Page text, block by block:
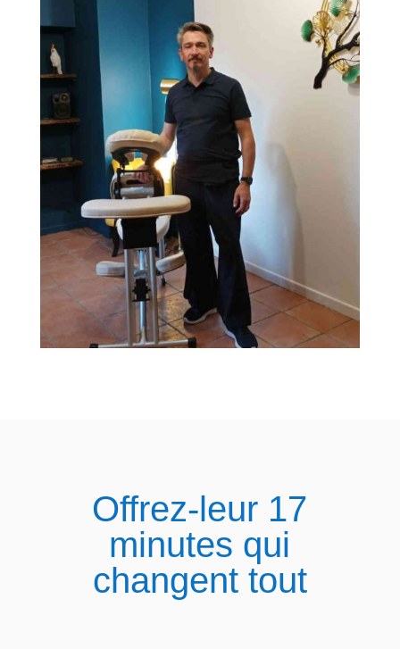
Offrez-leur 17
minutes qui
changent tout